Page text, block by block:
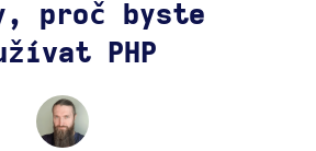
proč byste
PHP